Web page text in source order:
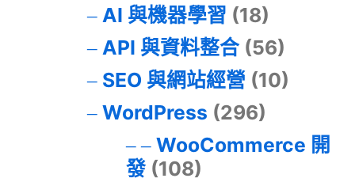
AI 與機器學習 (18)
API 與資料整合(56)
SEO 與網站經營 (10)
WordPress (296)
WooCommerce 開
發(108)